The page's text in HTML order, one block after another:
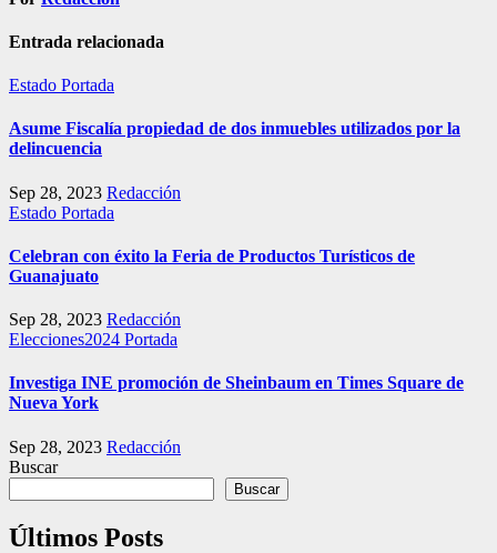
Entrada relacionada
Estado Portada
Asume Fiscalía propiedad de dos inmuebles utilizados por la
delincuencia
Sep 28, 2023 Redacción
Estado Portada
Celebran con éxito la Feria de Productos Turísticos de
Guanajuato
Sep 28, 2023 Redacción
Elecciones2024 Portada
Investiga INE promoción de Sheinbaum en Times Square de
Nueva York
Sep 28, 2023 Redacción
Buscar
Buscar
Últimos Posts